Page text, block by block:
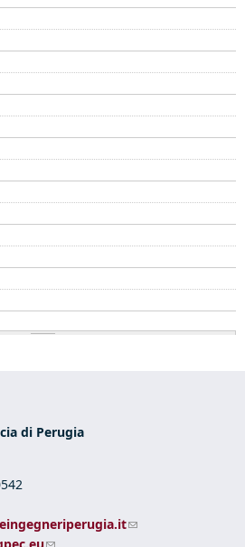
di Perugia
(link sends e-mail)